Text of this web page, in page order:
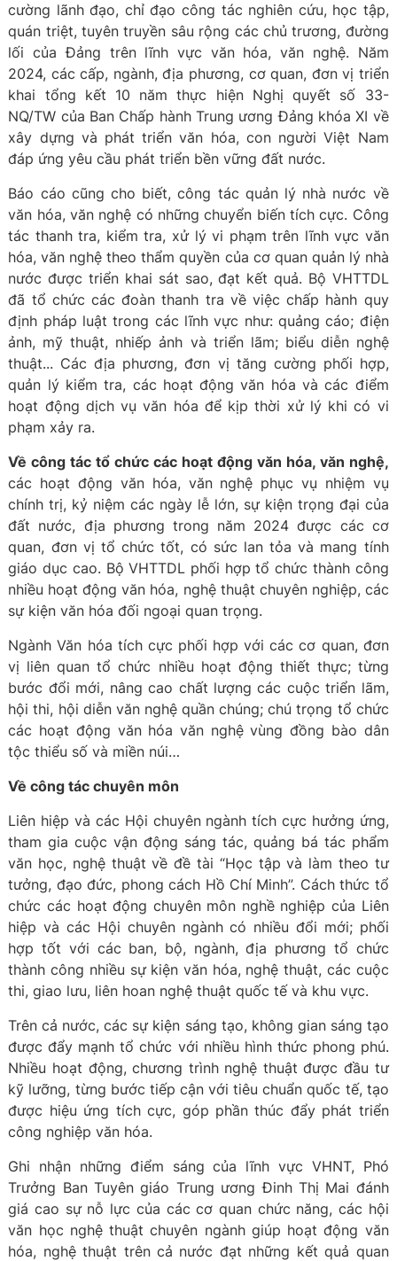
cường lãnh đạo, chỉ đạo công tác nghiên cứu, học tập,
quán triệt, tuyên truyền sâu rộng các chủ trương, đường
lối của Đảng trên lĩnh vực văn hóa, văn nghệ. Năm
2024, các cấp, ngành, địa phương, cơ quan, đơn vị triển
khai tổng kết 10 năm thực hiện Nghị quyết số 33-
NQ/TW của Ban Chấp hành Trung ương Đảng khóa XI về
xây dựng và phát triển văn hóa, con người Việt Nam
đáp ứng yêu cầu phát triển bền vững đất nước.
Báo cáo cũng cho biết, công tác quản lý nhà nước về
văn hóa, văn nghệ có những chuyển biến tích cực. Công
tác thanh tra, kiểm tra, xử lý vi phạm trên lĩnh vực văn
hóa, văn nghệ theo thẩm quyền của cơ quan quản lý nhà
nước được triển khai sát sao, đạt kết quả. Bộ VHTTDL
đã tổ chức các đoàn thanh tra về việc chấp hành quy
định pháp luật trong các lĩnh vực như: quảng cáo; điện
ảnh, mỹ thuật, nhiếp ảnh và triển lãm; biểu diễn nghệ
thuật... Các địa phương, đơn vị tăng cường phối hợp,
quản lý kiểm tra, các hoạt động văn hóa và các điểm
hoạt động dịch vụ văn hóa để kịp thời xử lý khi có vi
phạm xảy ra.
Về công tác tổ chức các hoạt động văn hóa, văn nghệ,
các hoạt động văn hóa, văn nghệ phục vụ nhiệm vụ
chính trị, kỷ niệm các ngày lễ lớn, sự kiện trọng đại của
đất nước, địa phương trong năm 2024 được các cơ
quan, đơn vị tổ chức tốt, có sức lan tỏa và mang tính
giáo dục cao. Bộ VHTTDL phối hợp tổ chức thành công
nhiều hoạt động văn hóa, nghệ thuật chuyên nghiệp, các
sự kiện văn hóa đối ngoại quan trọng.
Ngành Văn hóa tích cực phối hợp với các cơ quan, đơn
vị liên quan tổ chức nhiều hoạt động thiết thực; từng
bước đổi mới, nâng cao chất lượng các cuộc triển lãm,
hội thi, hội diễn văn nghệ quần chúng; chú trọng tổ chức
các hoạt động văn hóa văn nghệ vùng đồng bào dân
tộc thiểu số và miền núi…
Về công tác chuyên môn
Liên hiệp và các Hội chuyên ngành tích cực hưởng ứng,
tham gia cuộc vận động sáng tác, quảng bá tác phẩm
văn học, nghệ thuật về đề tài “Học tập và làm theo tư
tưởng, đạo đức, phong cách Hồ Chí Minh”. Cách thức tổ
chức các hoạt động chuyên môn nghề nghiệp của Liên
hiệp và các Hội chuyên ngành có nhiều đổi mới; phối
hợp tốt với các ban, bộ, ngành, địa phương tổ chức
thành công nhiều sự kiện văn hóa, nghệ thuật, các cuộc
thi, giao lưu, liên hoan nghệ thuật quốc tế và khu vực.
Trên cả nước, các sự kiện sáng tạo, không gian sáng tạo
được đẩy mạnh tổ chức với nhiều hình thức phong phú.
Nhiều hoạt động, chương trình nghệ thuật được đầu tư
kỹ lưỡng, từng bước tiếp cận với tiêu chuẩn quốc tế, tạo
được hiệu ứng tích cực, góp phần thúc đẩy phát triển
công nghiệp văn hóa.
Ghi nhận những điểm sáng của lĩnh vực VHNT, Phó
Trưởng Ban Tuyên giáo Trung ương Đinh Thị Mai đánh
giá cao sự nỗ lực của các cơ quan chức năng, các hội
văn học nghệ thuật chuyên ngành giúp hoạt động văn
hóa, nghệ thuật trên cả nước đạt những kết quả quan